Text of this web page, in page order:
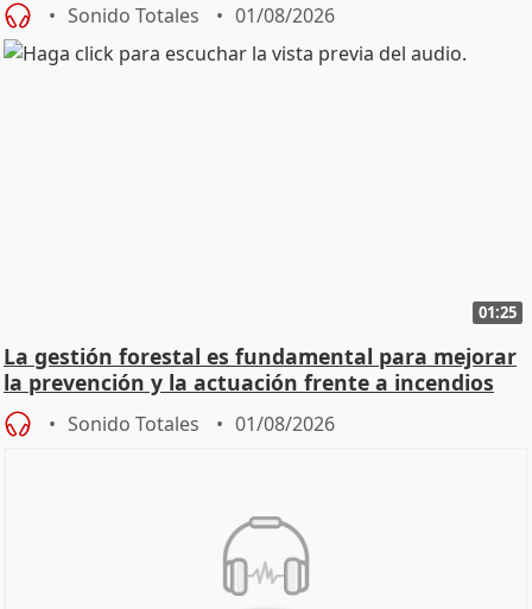
Sonido Totales 01/08/2026
01:25
La gestión forestal es fundamental para mejorar
la prevención y la actuación frente a incendios
Sonido Totales 01/08/2026